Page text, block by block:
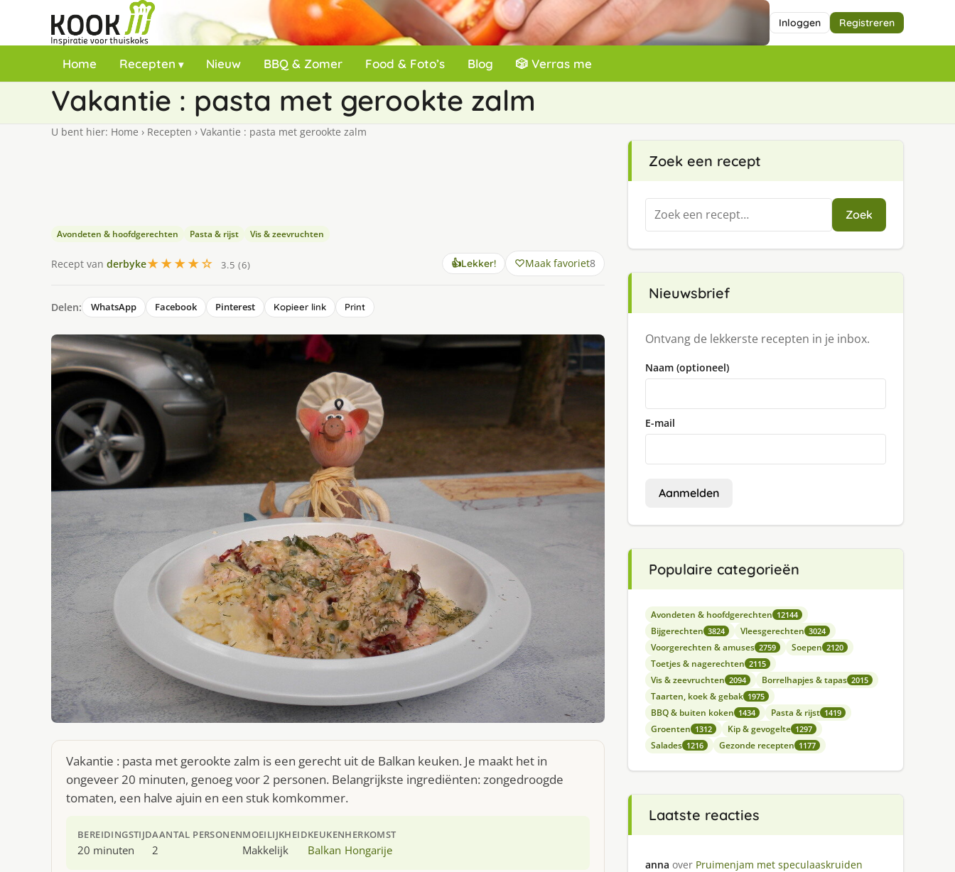
Inloggen Registreren
Home Recepten Nieuw BBQ & Zomer Food & Foto’s Blog 🎲 Verras me
Vakantie : pasta met gerookte zalm
U bent hier: Home › Recepten › Vakantie : pasta met gerookte zalm
Avondeten & hoofdgerechten Pasta & rijst Vis & zeevruchten
Recept van derbyke★★★★☆ 3.5 (6) 👍Lekker! Maak favoriet8
Delen: WhatsApp Facebook Pinterest Kopieer link Print
Vakantie : pasta met gerookte zalm is een gerecht uit de Balkan keuken. Je maakt het in
ongeveer 20 minuten, genoeg voor 2 personen. Belangrijkste ingrediënten: zongedroogde
tomaten, een halve ajuin en een stuk komkommer.
BEREIDINGSTIJD
20 minuten
AANTAL PERSONEN
2
MOEILIJKHEID
Makkelijk
KEUKEN
Balkan
HERKOMST
Hongarije
Zoek een recept
Zoeken
naar:
Zoek
Nieuwsbrief
Ontvang de lekkerste recepten in je inbox.
Naam (optioneel)
E-mail
Aanmelden
Populaire categorieën
Avondeten & hoofdgerechten 12144
Bijgerechten 3824 Vleesgerechten 3024
Voorgerechten & amuses 2759 Soepen 2120
Toetjes & nagerechten 2115
Vis & zeevruchten 2094 Borrelhapjes & tapas 2015
Taarten, koek & gebak 1975
BBQ & buiten koken 1434 Pasta & rijst 1419
Groenten 1312 Kip & gevogelte 1297
Salades 1216 Gezonde recepten 1177
Laatste reacties
anna over Pruimenjam met speculaaskruiden